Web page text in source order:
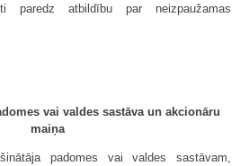
paredz atbildību par neizpaužamas
vai valdes sastāva un akcionāru
maiņa
padomes vai valdes sastāvam,